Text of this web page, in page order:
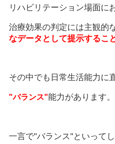
リハビリテーション場面に
治療効果の判定には主観的
なデータとして提示するこ
その中でも日常生活能力に
"バランス"能力があります。
一言で"バランス"といってし